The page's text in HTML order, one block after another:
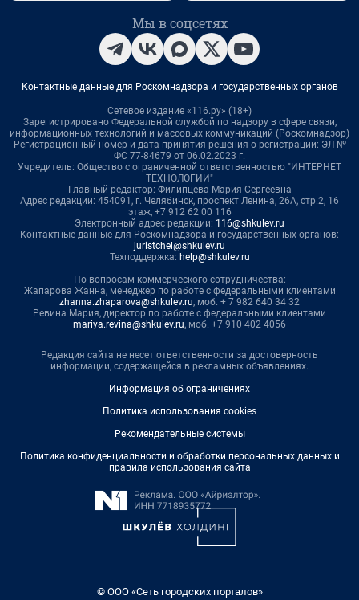
Мы в соцсетях
Контактные данные для Роскомнадзора и государственных органов
Сетевое издание «116.ру» (18+)
Зарегистрировано Федеральной службой по надзору в сфере связи,
информационных технологий и массовых коммуникаций (Роскомнадзор)
Регистрационный номер и дата принятия решения о регистрации: ЭЛ №
ФС 77-84679 от 06.02.2023 г.
Учредитель: Общество с ограниченной ответственностью "ИНТЕРНЕТ
ТЕХНОЛОГИИ"
Главный редактор: Филипцева Мария Сергеевна
Адрес редакции: 454091, г. Челябинск, проспект Ленина, 26А, стр.2, 16
этаж, +7 912 62 00 116
Электронный адрес редакции: 116@shkulev.ru
Контактные данные для Роскомнадзора и государственных органов:
juristchel@shkulev.ru
Техподдержка: help@shkulev.ru
По вопросам коммерческого сотрудничества:
Жапарова Жанна, менеджер по работе с федеральными клиентами
zhanna.zhaparova@shkulev.ru, моб. + 7 982 640 34 32
Ревина Мария, директор по работе с федеральными клиентами
mariya.revina@shkulev.ru, моб. +7 910 402 4056
Редакция сайта не несет ответственности за достоверность
информации, содержащейся в рекламных объявлениях.
Информация об ограничениях
Политика использования cookies
Рекомендательные системы
Политика конфиденциальности и обработки персональных данных и
правила использования сайта
© ООО «Сеть городских порталов»